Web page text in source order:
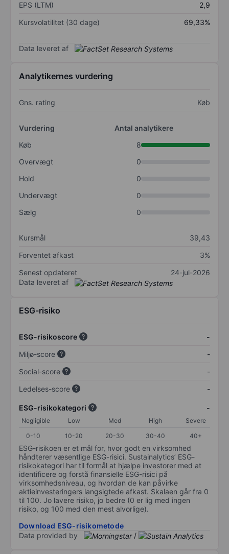
EPS (LTM)
2,9
Kursvolatilitet (30 dage)
69,33%
Data leveret af
Analytikernes vurdering
Gns. rating Køb
Vurdering
Antal analytikere
Køb
8
Overvægt
0
Hold
0
Undervægt
0
Sælg
0
Kursmål
39,43
Forventet afkast
3%
Senest opdateret
24-jul-2026
Data leveret af
ESG-risiko
ESG-risikoscore
-
Miljø-score
-
Social-score
-
Ledelses-score
-
ESG-risikokategori -
Negligible Low Med High
Severe
0-10
10-20 20-30 30-40 40+
ESG-risikoen er et mål for, hvor godt en virksomhed
håndterer væsentlige ESG-risici. Sustainalytics’ ESG-
risikokategori har til formål at hjælpe investorer med at
identificere og forstå finansielle ESG-risici på
virksomhedsniveau, og hvordan de kan påvirke
aktieinvesteringers langsigtede afkast. Skalaen går fra 0
til 100. Jo lavere risiko, jo bedre (0 er lig med ingen
risiko, og 100 med den mest alvorlige).
Download ESG-risikometode
Data provided by
/